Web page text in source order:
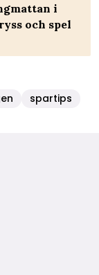
i
och spel
spartips